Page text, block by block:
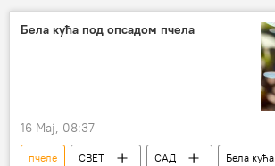
Бела кућа под опсадом пчела
16 Мај, 08:37
пчеле СВЕТ САД Бела кућа